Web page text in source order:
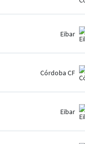
Eibar
Córdoba CF
Eibar